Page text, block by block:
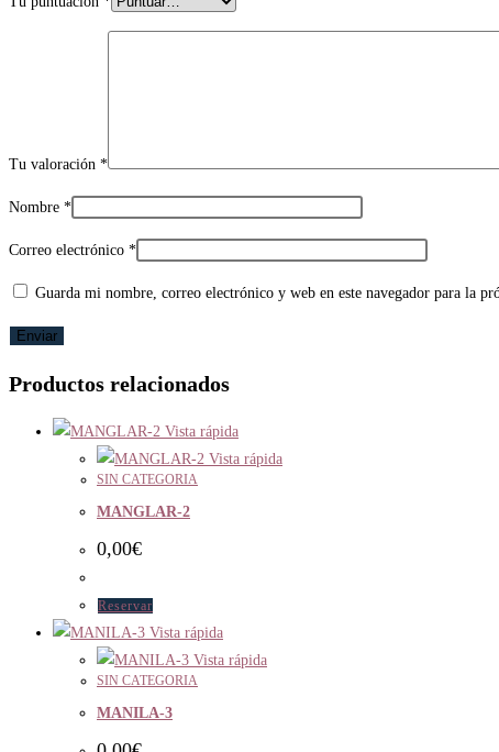
Tu valoración *
Nombre *
Correo electrónico *
Guarda mi nombre, correo electrónico y web en este navegador para la
Productos relacionados
Vista rápida
Vista rápida
SIN CATEGORIA
MANGLAR-2
0,00€
Reservar
Vista rápida
Vista rápida
SIN CATEGORIA
MANILA-3